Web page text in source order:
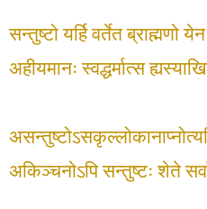
सन्तुष्टो यर्हि वर्तेत ब्राह्मणो
अहीयमानः स्वद्धर्मात्स
अकिञ्चनोऽपि सन्तुष्टः शेते